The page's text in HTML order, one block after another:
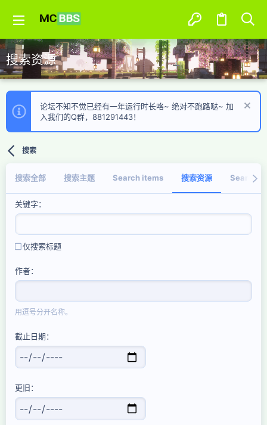
搜索资源
论坛不知不觉已经有一年运行时长咯~ 绝对不跑路哒~ 加
入我们的Q群，881291443！
搜索
搜索全部 搜索主题 Search items 搜索资源 Search
关键字
仅搜索标题
作者
用逗号分开名称。
截止日期
更旧